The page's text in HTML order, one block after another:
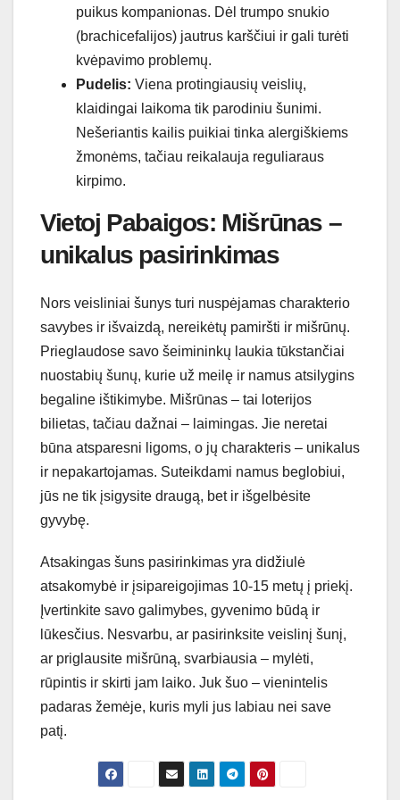
puikus kompanionas. Dėl trumpo snukio
(brachicefalijos) jautrus karščiui ir gali turėti
kvėpavimo problemų.
Pudelis: Viena protingiausių veislių,
klaidingai laikoma tik parodiniu šunimi.
Nešeriantis kailis puikiai tinka alergiškiems
žmonėms, tačiau reikalauja reguliaraus
kirpimo.
Vietoj Pabaigos: Mišrūnas –
unikalus pasirinkimas
Nors veisliniai šunys turi nuspėjamas charakterio
savybes ir išvaizdą, nereikėtų pamiršti ir mišrūnų.
Prieglaudose savo šeimininkų laukia tūkstančiai
nuostabių šunų, kurie už meilę ir namus atsilygins
begaline ištikimybe. Mišrūnas – tai loterijos
bilietas, tačiau dažnai – laimingas. Jie neretai
būna atsparesni ligoms, o jų charakteris – unikalus
ir nepakartojamas. Suteikdami namus beglobiui,
jūs ne tik įsigysite draugą, bet ir išgelbėsite
gyvybę.
Atsakingas šuns pasirinkimas yra didžiulė
atsakomybė ir įsipareigojimas 10-15 metų į priekį.
Įvertinkite savo galimybes, gyvenimo būdą ir
lūkesčius. Nesvarbu, ar pasirinksite veislinį šunį,
ar priglausite mišrūną, svarbiausia – mylėti,
rūpintis ir skirti jam laiko. Juk šuo – vienintelis
padaras žemėje, kuris myli jus labiau nei save
patį.